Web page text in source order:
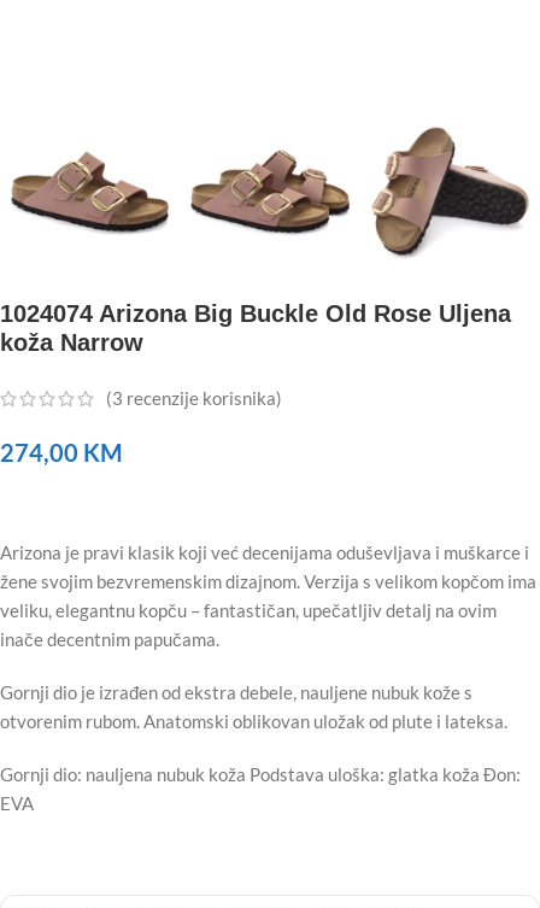
1024074 Arizona Big Buckle Old Rose Uljena
koža Narrow
(3 recenzije korisnika)
274,00 KM
Arizona je pravi klasik koji već decenijama oduševljava i muškarce i
žene svojim bezvremenskim dizajnom. Verzija s velikom kopčom ima
veliku, elegantnu kopču – fantastičan, upečatljiv detalj na ovim
inače decentnim papučama.
Gornji dio je izrađen od ekstra debele, nauljene nubuk kože s
otvorenim rubom. Anatomski oblikovan uložak od plute i lateksa.
Gornji dio: nauljena nubuk koža Podstava uloška: glatka koža Đon:
EVA